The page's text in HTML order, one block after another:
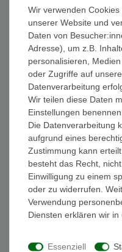
Wir verwenden
unserer Website und
Daten von
Adresse), um z.B.
personalisieren,
oder Zugriffe auf
Datenverarbeitung
Wir teilen diese Daten
Einstellungen benennen.
Die Datenverarbeitung
aufgrund eines
Zustimmung kann
besteht das Recht,
Einwilligung zu einem
oder zu widerrufen.
Verwendung
Diensten erklären wir in
Essenziell
© Copyright